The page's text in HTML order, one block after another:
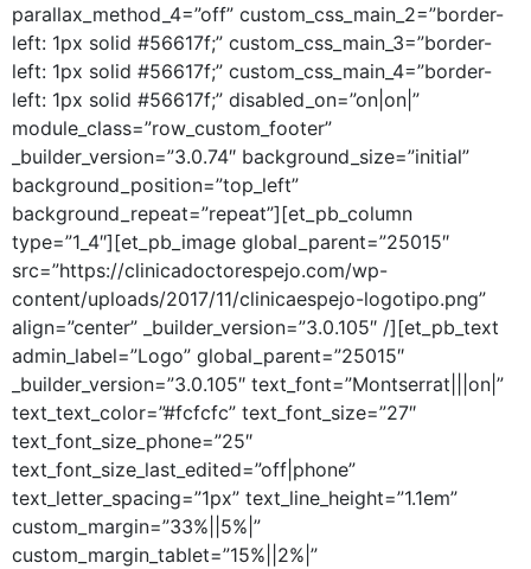
parallax_method_4=”off” custom_css_main_2=”border-
left: 1px solid #56617f;” custom_css_main_3=”border-
left: 1px solid #56617f;” custom_css_main_4=”border-
left: 1px solid #56617f;” disabled_on=”on|on|”
module_class=”row_custom_footer”
_builder_version=”3.0.74″ background_size=”initial”
background_position=”top_left”
background_repeat=”repeat”][et_pb_column
type=”1_4″][et_pb_image global_parent=”25015″
src=”https://clinicadoctorespejo.com/wp-
content/uploads/2017/11/clinicaespejo-logotipo.png”
align=”center” _builder_version=”3.0.105″ /][et_pb_text
admin_label=”Logo” global_parent=”25015″
_builder_version=”3.0.105″ text_font=”Montserrat|||on|”
text_text_color=”#fcfcfc” text_font_size=”27″
text_font_size_phone=”25″
text_font_size_last_edited=”off|phone”
text_letter_spacing=”1px” text_line_height=”1.1em”
custom_margin=”33%||5%|”
custom_margin_tablet=”15%||2%|”